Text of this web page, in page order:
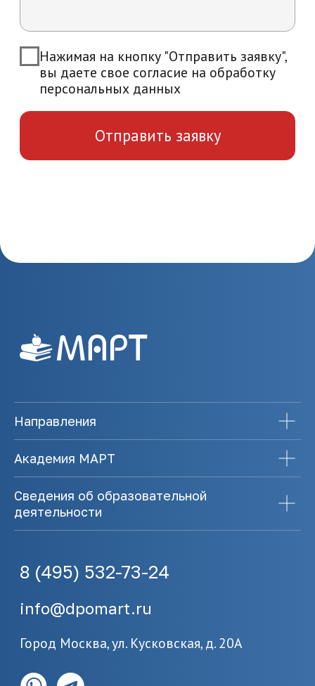
Направления
Академия МАРТ
Сведения об образовательной
деятельности